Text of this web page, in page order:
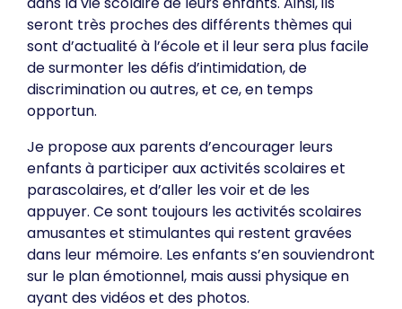
seront très proches des différents thèmes qui
sont d’actualité à l’école et il leur sera plus facile
de surmonter les défis d’intimidation, de
discrimination ou autres, et ce, en temps
opportun.
Je propose aux parents d’encourager leurs
enfants à participer aux activités scolaires et
parascolaires, et d’aller les voir et de les
appuyer. Ce sont toujours les activités scolaires
amusantes et stimulantes qui restent gravées
dans leur mémoire. Les enfants s’en souviendront
sur le plan émotionnel, mais aussi physique en
ayant des vidéos et des photos.